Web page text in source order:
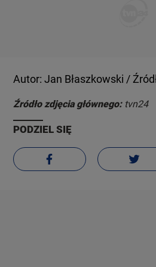
Autor: Jan Błaszkowski /
Źródło zdjęcia głównego: tvn24
PODZIEL SIĘ